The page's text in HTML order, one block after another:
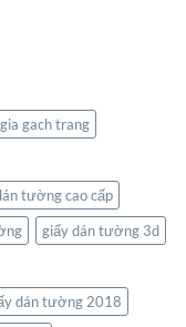
gach trang
tường cao cấp
giấy dán tường 3d
dán tường 2018